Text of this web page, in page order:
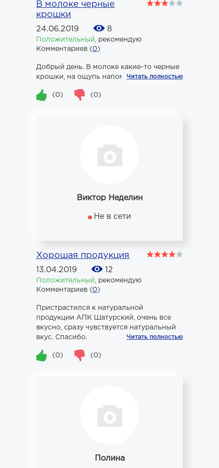
В молоке черные
крошки
24.06.2019 8
Положительный
рекомендую
Комментариев (0)
Добрый день. В молоке какие-то черные
крошки, на ощупь напоминают резину.
Читать полностью
(0) (0)
Виктор Неделин
Не в сети
Хорошая продукция
13.04.2019 12
Положительный
рекомендую
Комментариев (0)
Пристрастился к натуральной
продукции АПК Шатурский, очень все
вкусно, сразу чувствуется натуральный
вкус. Спасибо.
Читать полностью
(0) (0)
Полина